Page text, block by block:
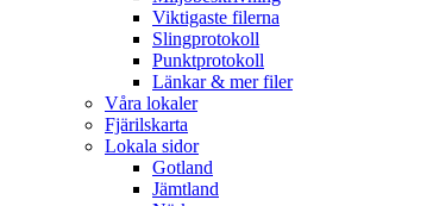
Viktigaste filerna
Slingprotokoll
Punktprotokoll
Länkar & mer filer
Våra lokaler
Fjärilskarta
Lokala sidor
Gotland
Jämtland